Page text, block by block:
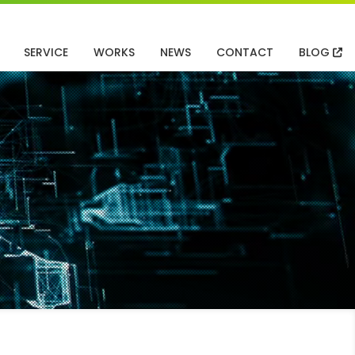
SERVICE WORKS NEWS CONTACT BLOG